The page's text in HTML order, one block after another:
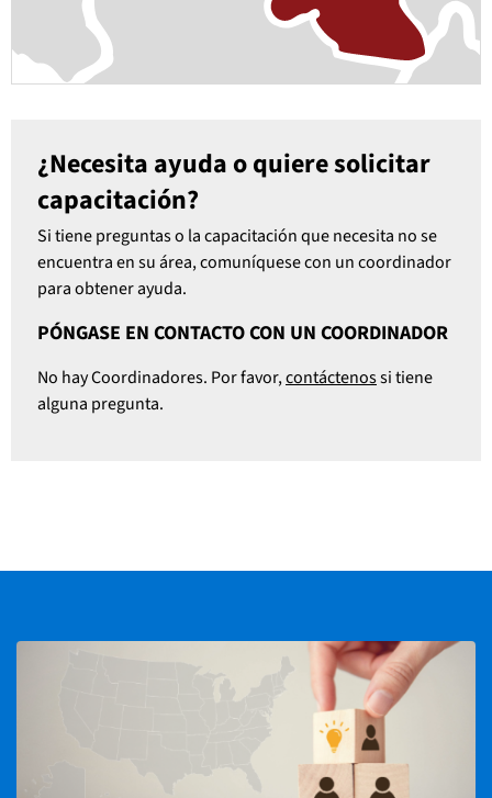
¿Necesita ayuda o quiere solicitar
capacitación?
Si tiene preguntas o la capacitación que necesita no se
encuentra en su área, comuníquese con un coordinador
para obtener ayuda.
PÓNGASE EN CONTACTO CON UN COORDINADOR
No hay Coordinadores. Por favor,contáctenossi tiene
alguna pregunta.